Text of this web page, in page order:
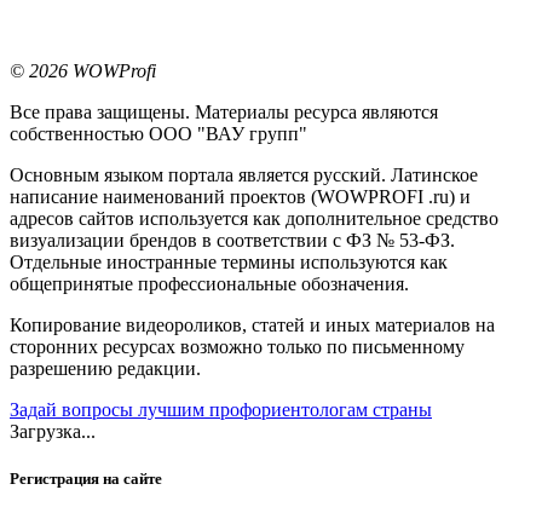
© 2026 WOWProfi
Все права защищены. Материалы ресурса являются
собственностью ООО "ВАУ групп"
Основным языком портала является русский. Латинское
написание наименований проектов (WOWPROFI .ru) и
адресов сайтов используется как дополнительное средство
визуализации брендов в соответствии с ФЗ № 53-ФЗ.
Отдельные иностранные термины используются как
общепринятые профессиональные обозначения.
Копирование видеороликов, статей и иных материалов на
сторонних ресурсах возможно только по письменному
разрешению редакции.
Задай вопросы лучшим профориентологам страны
Загрузка...
Регистрация на сайте